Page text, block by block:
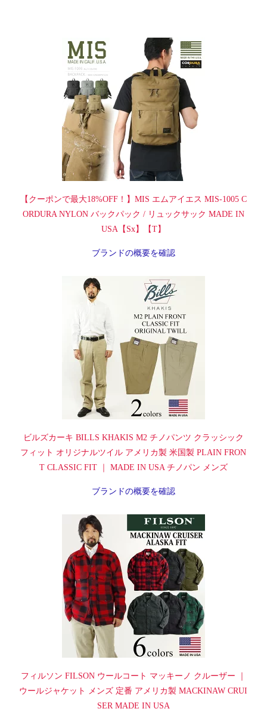
【クーポンで最大18%OFF！】MIS エムアイエス MIS-1005 C
ORDURA NYLON バックパック / リュックサック MADE IN
USA【Sx】【T】
ブランドの概要を確認
ビルズカーキ BILLS KHAKIS M2 チノパンツ クラッシック
フィット オリジナルツイル アメリカ製 米国製 PLAIN FRON
T CLASSIC FIT ｜ MADE IN USA チノパン メンズ
ブランドの概要を確認
フィルソン FILSON ウールコート マッキーノ クルーザー ｜
ウールジャケット メンズ 定番 アメリカ製 MACKINAW CRUI
SER MADE IN USA